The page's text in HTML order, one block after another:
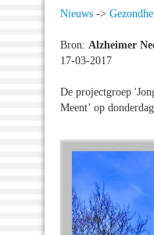
Nieuws ->
Bron: Alzheimer
17-03-2017
De projectgroep
Meent’ op